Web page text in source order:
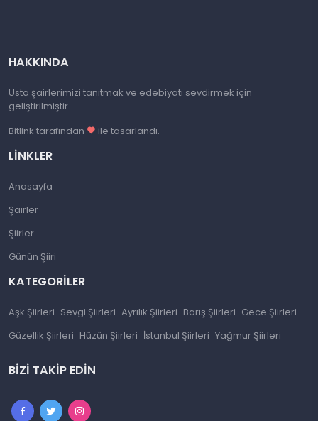
HAKKINDA
Usta şairlerimizi tanıtmak ve edebiyatı sevdirmek için
geliştirilmiştir.
Bitlink tarafından
ile tasarlandı.
LINKLER
Anasayfa
Şairler
Şiirler
Günün Şiiri
KATEGORILER
Aşk Şiirleri Sevgi Şiirleri Ayrılık Şiirleri Barış Şiirleri Gece Şiirleri
Güzellik Şiirleri Hüzün Şiirleri İstanbul Şiirleri Yağmur Şiirleri
BIZI TAKIP EDIN